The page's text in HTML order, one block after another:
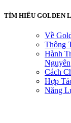
TÌM HIỂU GOLDEN
Về
Thông
Hành
Nguyên
Cách
Hợp
Năng